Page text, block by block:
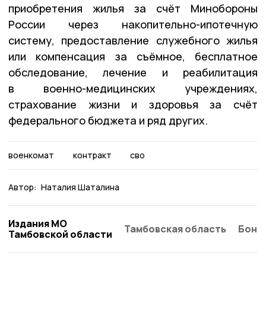
приобретения жилья за счёт Мин­обороны
России через накопительно-ипотечную
систему, предоставление служебного жилья
или компенсация за съёмное, бесплатное
обследование, лечение и реабилитация
в военно-медицинских учреждениях,
страхование жизни и здоровья за счёт
федерального бюджета и ряд других.
военкомат контракт сво
Автор: Наталия Шаталина
Издания МО
Тамбовской области
Тамбовская область